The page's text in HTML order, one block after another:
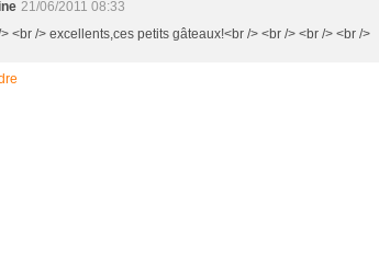
21/06/2011 08:33
<br /> excellents,ces petits gâteaux!<br /> <br /> <br /> <br />